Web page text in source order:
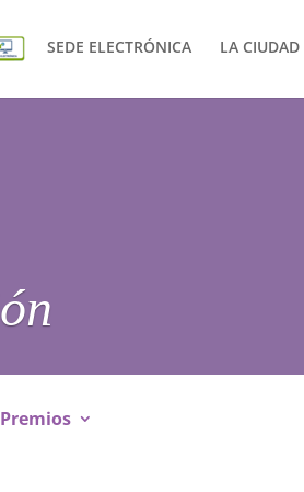
SEDE ELECTRÓNICA LA CIUDAD
Premios